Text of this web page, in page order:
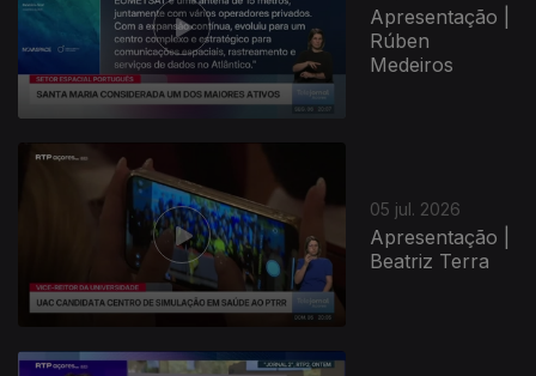
Apresentação |
Rúben
Medeiros
05 jul. 2026
Apresentação |
Beatriz Terra
940547